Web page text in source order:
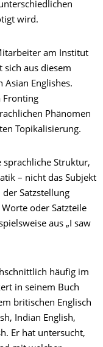
wird.
am Institut
aus diesem
Asian Englishes.
Fronting
Phänomen
Topikalisierung.
Struktur,
– nicht das Subjekt
Satzstellung
oder Satzteile
aus „I saw
häufig im
in seinem Buch
britischen Englisch
Indian English,
Er hat untersucht,